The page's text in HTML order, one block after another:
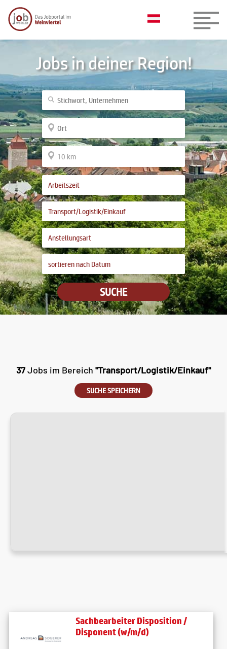
Jobs in deiner Region!
SUCHE
37Jobs im Bereich "Transport/Logistik/Einkauf"
SUCHE SPEICHERN
Sachbearbeiter Disposition /
Disponent (w/m/d)